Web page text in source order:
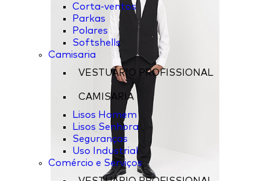
Corta-ventos
Parkas
Polares
Softshells
Camisaria
VESTUÁRIO PROFISSIONAL
CAMISARIA
Lisos Homem
Lisos Senhora
Seguranças
Uso Industrial
Comércio e Serviços